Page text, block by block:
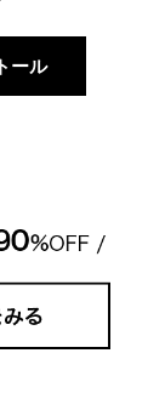
ール